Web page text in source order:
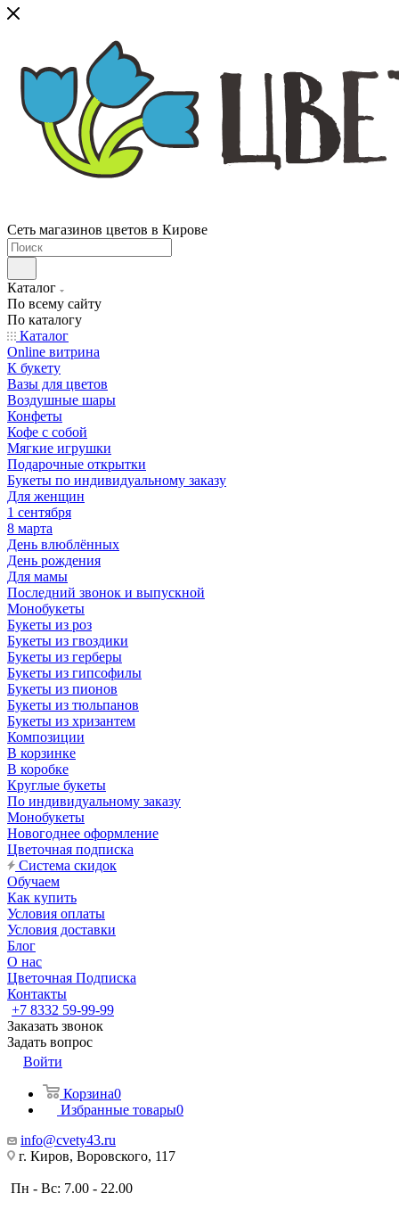
Сеть магазинов цветов в Кирове
Каталог
По всему сайту
По каталогу
Каталог
Online витрина
К букету
Вазы для цветов
Воздушные шары
Конфеты
Кофе с собой
Мягкие игрушки
Подарочные открытки
Букеты по индивидуальному заказу
Для женщин
1 сентября
8 марта
День влюблённых
День рождения
Для мамы
Последний звонок и выпускной
Монобукеты
Букеты из роз
Букеты из гвоздики
Букеты из герберы
Букеты из гипсофилы
Букеты из пионов
Букеты из тюльпанов
Букеты из хризантем
Композиции
В корзинке
В коробке
Круглые букеты
По индивидуальному заказу
Монобукеты
Новогоднее оформление
Цветочная подписка
Система скидок
Обучаем
Как купить
Условия оплаты
Условия доставки
Блог
О нас
Цветочная Подписка
Контакты
+7 8332 59-99-99
Заказать звонок
Задать вопрос
Войти
Корзина0
Избранные товары0
info@cvety43.ru
г. Киров, Воровского, 117
Пн - Вс: 7.00 - 22.00